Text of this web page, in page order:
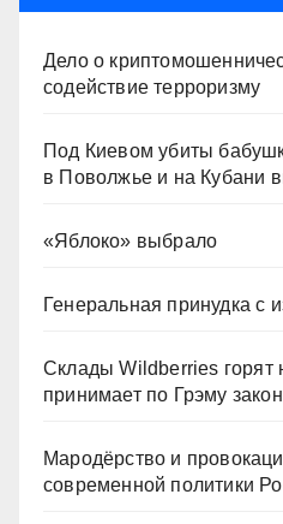
Дело о
содействие терроризму
Под Киевом убиты
в Поволжье и на Кубани
«Яблоко» выбрало
Генеральная принудка с
Склады Wildberries горят
принимает по Грэму закон
Мародёрство и
современной политики